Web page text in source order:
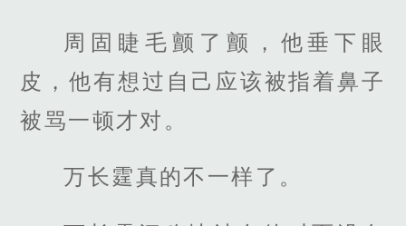
周固睫毛颤了颤，他垂下眼
皮，他有想过自己应该被指着鼻子
被骂一顿才对。
万长霆真的不一样了。